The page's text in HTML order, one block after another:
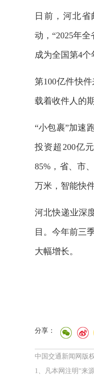
日前，河北
动，“2025年
成为全国第4个
第100亿件快
载着收件人的
“小包裹”加速
投资超200亿
85%，省、市
万米，智能快
河北快递业深
目。今年前三
大幅增长。
分享：
中国交通新闻网版
1、凡本网注明“来